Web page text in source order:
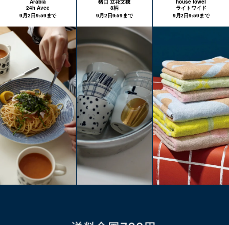
Arabia
24h Avec
9月2日9:59まで
猪口 立花文穂
8柄
9月2日9:59まで
house towel
ライトワイド
9月2日9:59まで